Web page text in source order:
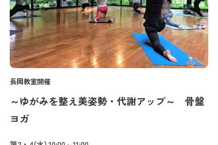
長岡教室開催
～ゆがみを整え美姿勢・代謝アップ～ 骨盤
ヨガ